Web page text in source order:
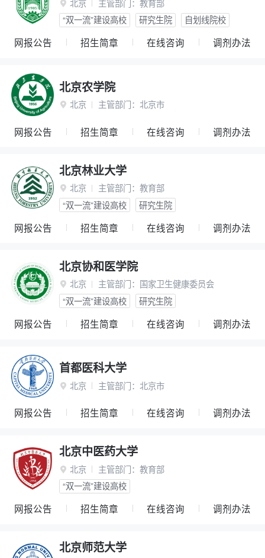
 北京 主管部门： 教育部
“双一流”建设高校
研究生院 自划线院校
网报公告 招生简章 在线咨询 调剂办法
北京农学院
 北京 主管部门： 北京市
网报公告 招生简章 在线咨询 调剂办法
北京林业大学
 北京 主管部门： 教育部
“双一流”建设高校
研究生院
网报公告 招生简章 在线咨询 调剂办法
北京协和医学院
 北京 主管部门： 国家卫生健康委员会
“双一流”建设高校
研究生院
网报公告 招生简章 在线咨询 调剂办法
首都医科大学
 北京 主管部门： 北京市
网报公告 招生简章 在线咨询 调剂办法
北京中医药大学
 北京 主管部门： 教育部
“双一流”建设高校
网报公告 招生简章 在线咨询 调剂办法
北京师范大学